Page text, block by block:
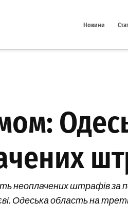
Новини
неоплачених штрафів
Одеська область на